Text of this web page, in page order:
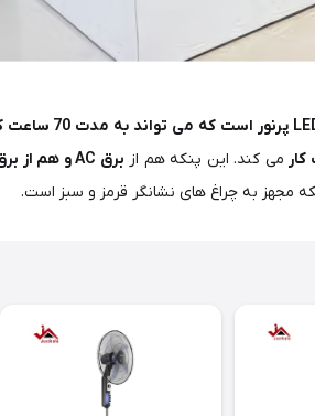
می کند. این پنکه هم از برق AC و هم از برق DC